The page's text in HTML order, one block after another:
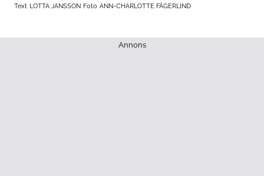
Text LOTTA JANSSON Foto ANN-CHARLOTTE FÄGERLIND
Annons